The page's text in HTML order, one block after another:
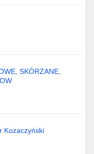
SKÓRZANE,
Kozaczyński